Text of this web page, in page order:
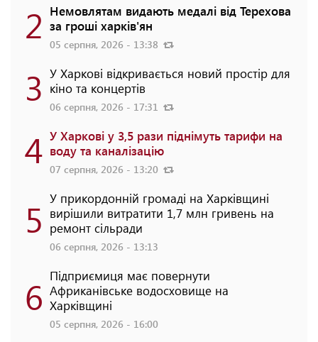
2 Немовлятам видають медалі від Терехова
за гроші харків'ян
05 серпня, 2026 - 13:38
3 У Харкові відкривається новий простір для
кіно та концертів
06 серпня, 2026 - 17:31
4 У Харкові у 3,5 рази піднімуть тарифи на
воду та каналізацію
07 серпня, 2026 - 13:20
5 У прикордонній громаді на Харківщині
вирішили витратити 1,7 млн гривень на
ремонт сільради
06 серпня, 2026 - 13:13
6 Підприємиця має повернути
Африканівське водосховище на
Харківщині
05 серпня, 2026 - 16:00